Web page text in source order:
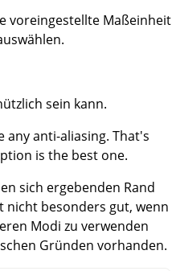
voreingestellte Maßeinheit
sein kann.
anti-aliasing. That's
is the best one.
sich ergebenden Rand
nicht besonders gut, wenn
Modi zu verwenden
Gründen vorhanden.